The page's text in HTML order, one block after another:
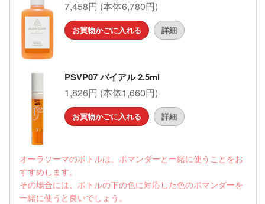
7,458円 (本体6,780円)
お買物かごに入れる 詳細
PSVP07 バイアル 2.5ml
1,826円 (本体1,660円)
お買物かごに入れる 詳細
オーラソーマのボトルは、ポマンダーと一緒に使うことをお
すすめします。
その場合には、ボトルの下の色に対応した色のポマンダーを
一緒に使うと良いでしょう。